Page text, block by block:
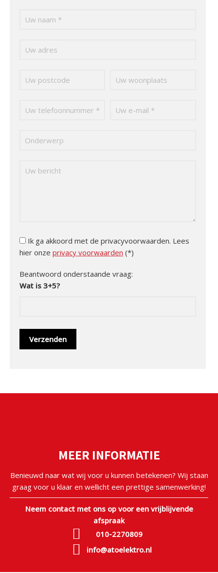
Ik ga akkoord met de privacyvoorwaarden. Lees
hier onze privacy voorwaarden (*)
Beantwoord onderstaande vraag:
Wat is 3+5?
MEER INFORMATIE
Benieuwd naar wat wij voor u kunnen betekenen? Wij staan
graag voor u klaar en wellicht een prettige samenwerking!
Neem contact met ons op voor een vrijblijvende
afspraak
010-2270809
info@atoelektro.nl